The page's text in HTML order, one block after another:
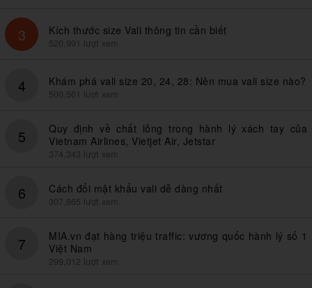
3 Kích thước size Vali thông tin cần biết
520,991 lượt xem
4 Khám phá vali size 20, 24, 28: Nên mua vali size nào?
500,561 lượt xem
5
Quy định về chất lỏng trong hành lý xách tay của
Vietnam Airlines, Vietjet Air, Jetstar
374,343 lượt xem
6 Cách đổi mật khẩu vali dễ dàng nhất
307,865 lượt xem
7
MIA.vn đạt hàng triệu traffic: vương quốc hành lý số 1
Việt Nam
299,012 lượt xem